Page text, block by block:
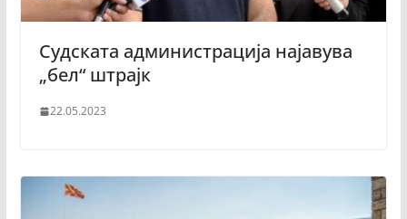
Судската администрација најавува
„бел“ штрајк
22.05.2023